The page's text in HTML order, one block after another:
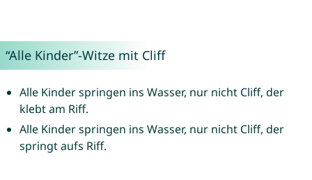
“Alle Kinder”-Witze mit Cliff
Alle Kinder springen ins Wasser, nur nicht Cliff, der
klebt am Riff.
Alle Kinder springen ins Wasser, nur nicht Cliff, der
springt aufs Riff.